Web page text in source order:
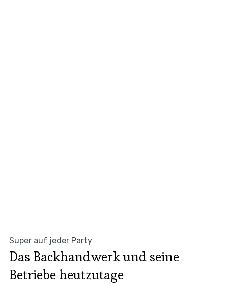
Super auf jeder Party
Das Backhandwerk und seine
Betriebe heutzutage